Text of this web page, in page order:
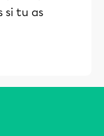
si tu as